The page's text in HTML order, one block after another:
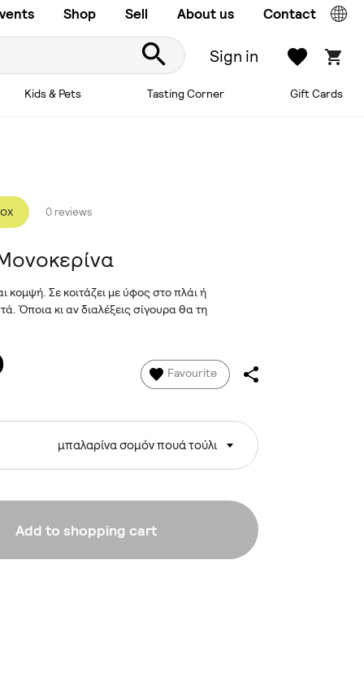
Shop Sell About us Contact
Sign in
Kids & Pets Tasting Corner Gift Cards
0 reviews
κομψή. Σε κοιτάζει με ύφος στο πλάι ή
Όποια κι αν διαλέξεις σίγουρα θα τη
Favourite
μπαλαρίνα σομόν πουά τούλι
Add to shopping cart